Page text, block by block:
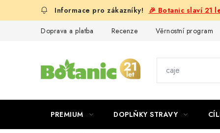
🎉 Botanic slaví 21
Doprava a platba Recenze Věrnostní program
PREMIUM DOPLŇKY STRAVY